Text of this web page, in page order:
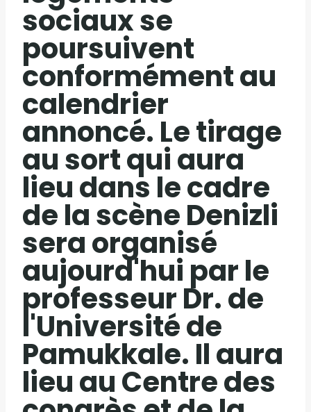
sociaux se
poursuivent
conformément au
calendrier
annoncé. Le tirage
au sort qui aura
lieu dans le cadre
de la scène Denizli
sera organisé
aujourd'hui par le
professeur Dr. de
l'Université de
Pamukkale. Il aura
lieu au Centre des